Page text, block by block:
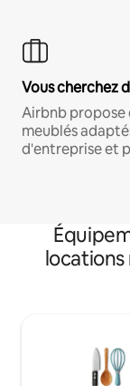
Vous cherchez
Airbnb
meublés
d'entreprise et